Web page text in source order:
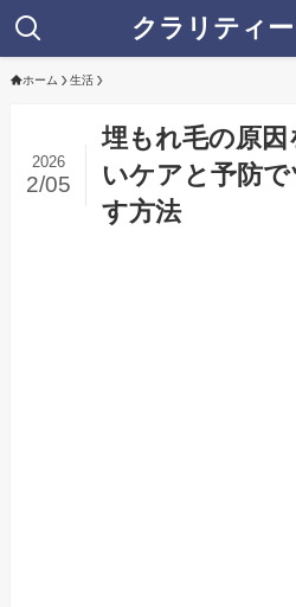
クラリティ
ホーム 生活
埋もれ毛の原因
いケアと予防
す方法
2026
2/05